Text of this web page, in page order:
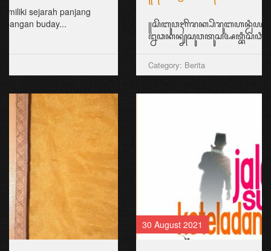
꧋ꦱꦼꦧꦸꦮꦃꦒꦼꦫꦏ꧀ꦥꦼꦫꦸꦧꦲꦤ꧀ꦝꦶꦪꦩ꧀ꦝꦶꦪꦩ꧀ꦠꦼꦔꦃꦣꦶꦭꦏꦸꦏꦤ꧀꧈
ꦊꦣꦏꦤ꧀ꦚꦱꦸꦮꦠꦸꦱꦄꦠ꧀ꦧꦶꦱꦣꦶꦧꦪꦁꦏꦤ꧀ꦄꦏꦤ꧀ꦩꦼꦁꦒꦸꦚ꧀ꦕꦁ...
30 August 2021